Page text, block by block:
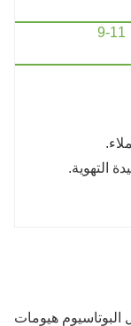
9-11
التهوية.
هيومات